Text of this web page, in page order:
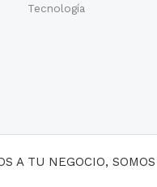
Tecnología
A TU NEGOCIO,